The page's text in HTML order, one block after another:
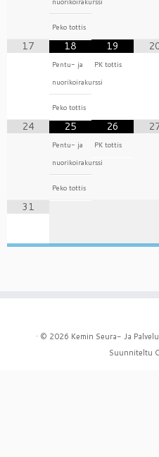
Peko tottis
17 18
Pentu- ja
nuorikoirakurssi
Peko tottis
19
PK tottis
24 25
Pentu- ja
nuorikoirakurssi
Peko tottis
26
PK tottis
31
· © 2026 Kemin Seura- Ja
Suunniteltu